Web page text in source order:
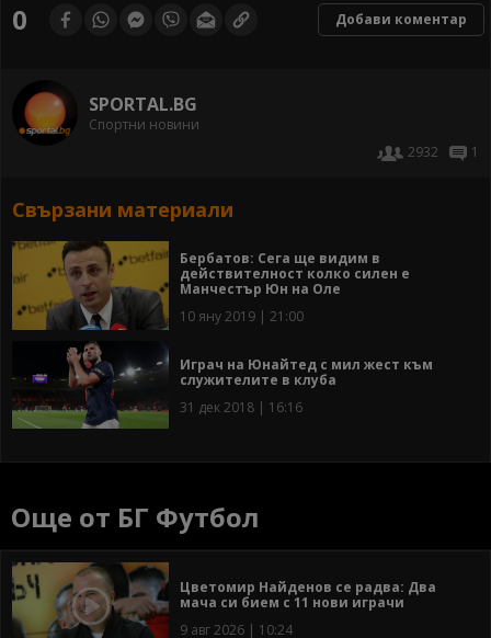
0 Добави коментар
SPORTAL.BG
Спортни новини
2932
1
Свързани материали
Бербатов: Сега ще видим в
действителност колко силен е
Манчестър Юн на Оле
10 яну 2019 | 21:00
Играч на Юнайтед с мил жест към
служителите в клуба
31 дек 2018 | 16:16
Още от БГ Футбол
Цветомир Найденов се радва: Два
мача си бием с 11 нови играчи
9 авг 2026 | 10:24